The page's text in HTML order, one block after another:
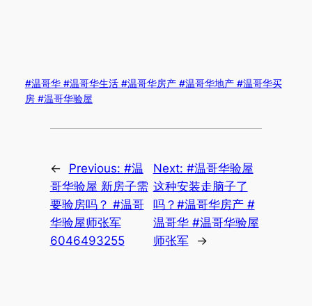
#温哥华 #温哥华生活 #温哥华房产 #温哥华地产 #温哥华买
房 #温哥华验屋
← Previous: #温
哥华验屋 新房子需
要验房吗？ #温哥
华验屋师张军
6046493255
Next: #温哥华验屋
这种安装走脑子了
吗？#温哥华房产 #
温哥华 #温哥华验屋
师张军
→